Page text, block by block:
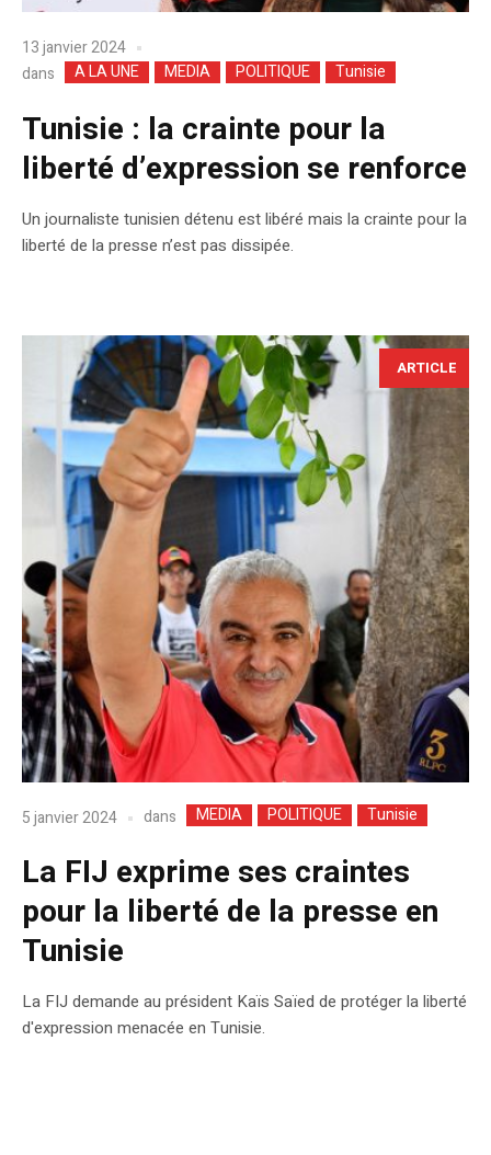
13 janvier 2024
dans
A LA UNE MEDIA POLITIQUE Tunisie
Tunisie : la crainte pour la
liberté d’expression se renforce
Un journaliste tunisien détenu est libéré mais la crainte pour la
liberté de la presse n’est pas dissipée.
ARTICLE
5 janvier 2024 dans MEDIA POLITIQUE Tunisie
La FIJ exprime ses craintes
pour la liberté de la presse en
Tunisie
La FIJ demande au président Kaïs Saïed de protéger la liberté
d'expression menacée en Tunisie.